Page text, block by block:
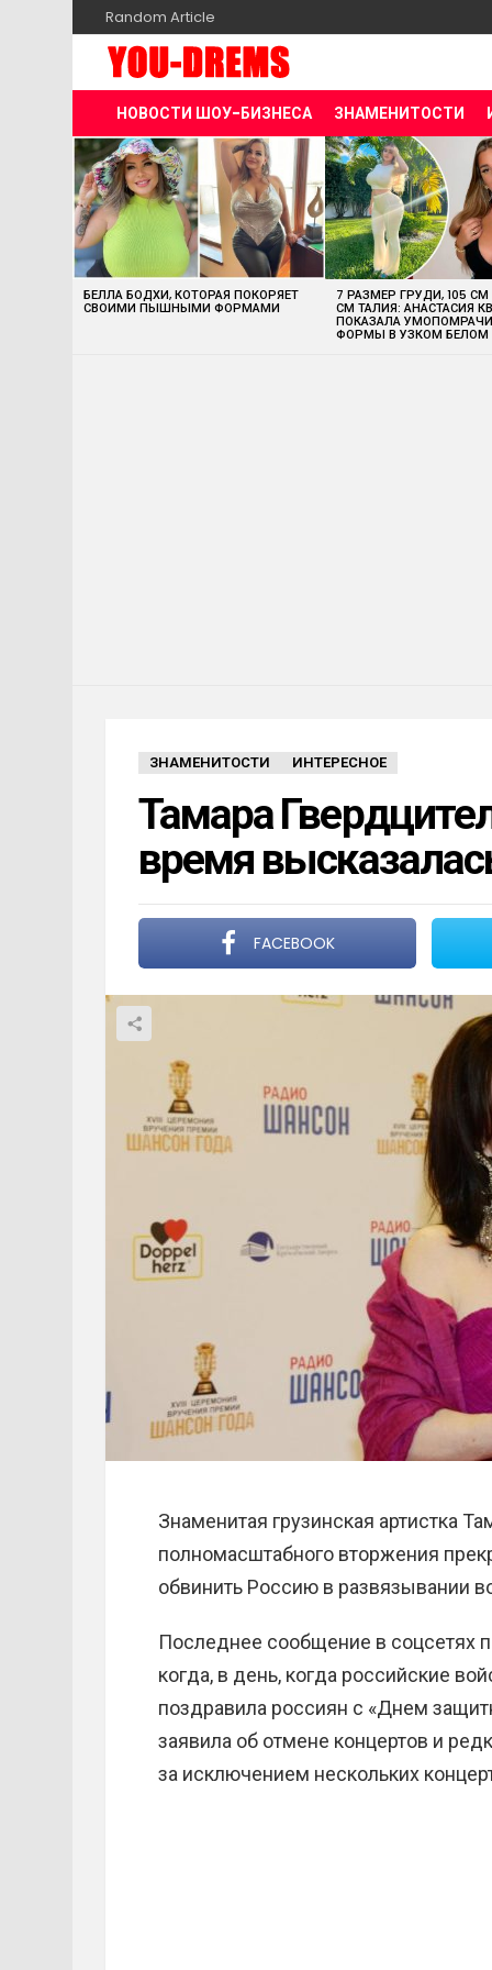
Random Article
НОВОСТИ ШОУ-БИЗНЕСА ЗНАМЕНИТОСТИ
MOST
VIEWED
STORIES
БЕЛЛА БОДХИ, КОТОРАЯ ПОКОРЯЕТ
СВОИМИ ПЫШНЫМИ ФОРМАМИ
7 РАЗМЕР ГРУДИ, 105
СМ ТАЛИЯ: АНАСТАСИЯ
ПОКАЗАЛА
ФОРМЫ В УЗКОМ БЕЛОМ
ЗНАМЕНИТОСТИ ИНТЕРЕСНОЕ
Тамара
время
FACEBOOK
Знаменитая грузинская артистка
полномасштабного вторжения
обвинить Россию в развязывании
Последнее сообщение в соцсетях
когда, в день, когда российские
поздравила россиян с «Днем
заявила об отмене концертов и
за исключением нескольких